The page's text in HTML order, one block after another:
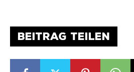
BEITRAG TEILEN